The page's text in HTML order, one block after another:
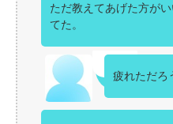
ただ教えてあげた方が
てた。
疲れただろ